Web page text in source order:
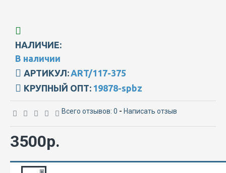
НАЛИЧИЕ:
В наличии
АРТИКУЛ: ART/117-375
КРУПНЫЙ ОПТ: 19878-spbz
Всего отзывов: 0 - Написать отзыв
3500р.